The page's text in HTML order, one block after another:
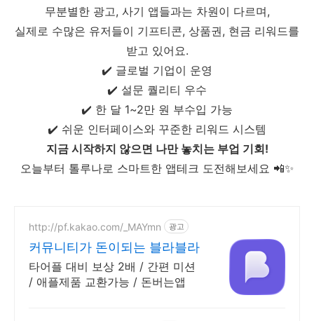
무분별한 광고, 사기 앱들과는 차원이 다르며,
실제로 수많은 유저들이 기프티콘, 상품권, 현금 리워드를
받고 있어요.
✔️ 글로벌 기업이 운영
✔️ 설문 퀄리티 우수
✔️ 한 달 1~2만 원 부수입 가능
✔️ 쉬운 인터페이스와 꾸준한 리워드 시스템
지금 시작하지 않으면 나만 놓치는 부업 기회!
오늘부터 톨루나로 스마트한 앱테크 도전해보세요 📲✨
http://pf.kakao.com/_MAYmn 광고
커뮤니티가 돈이되는 블라블라
타어플 대비 보상 2배 / 간편 미션
/ 애플제품 교환가능 / 돈버는앱